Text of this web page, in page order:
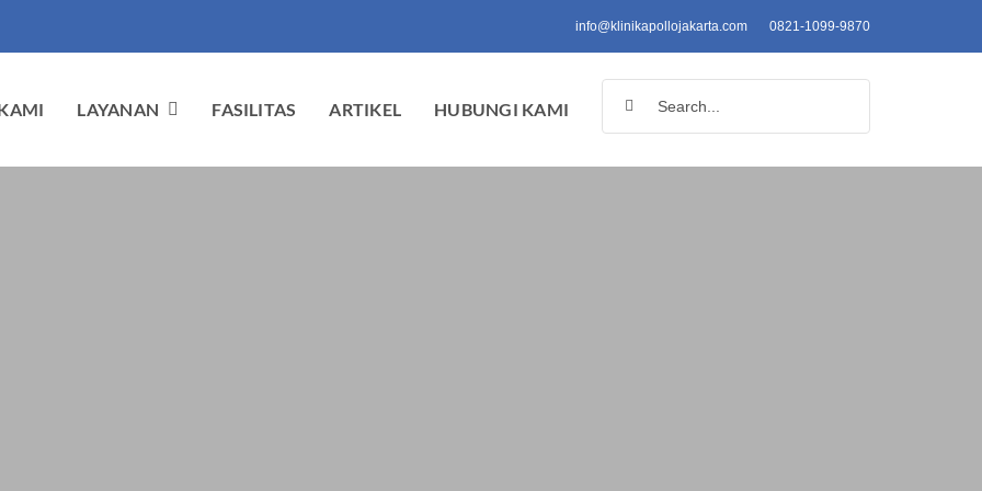
info@klinikapollojakarta.com 0821-1099-9870
LAYANAN FASILITAS ARTIKEL HUBUNGI KAMI